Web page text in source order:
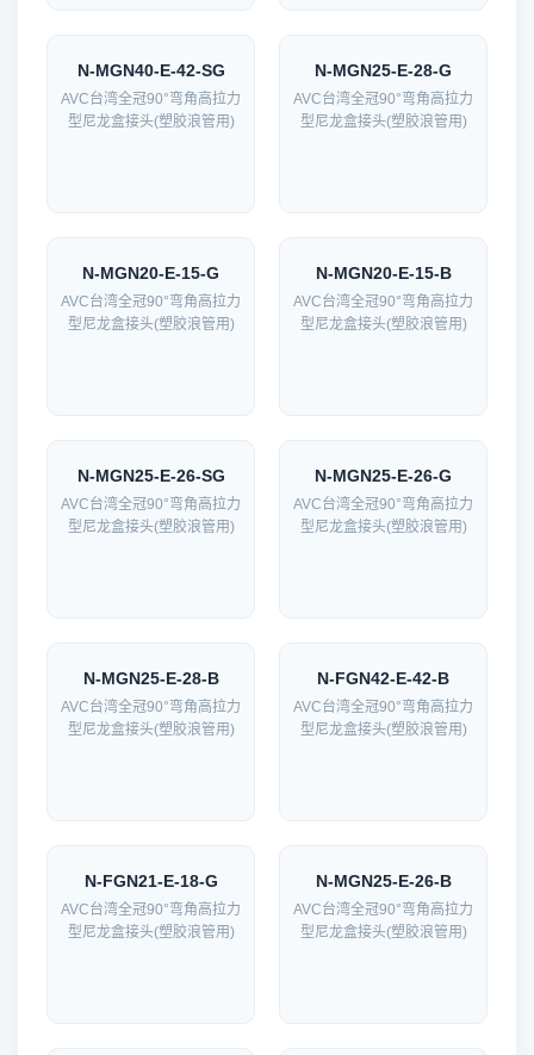
N-MGN40-E-42-SG
AVC台湾全冠90°弯角高拉力
型尼龙盒接头(塑胶浪管用)
N-MGN25-E-28-G
AVC台湾全冠90°弯角高拉力
型尼龙盒接头(塑胶浪管用)
N-MGN20-E-15-G
AVC台湾全冠90°弯角高拉力
型尼龙盒接头(塑胶浪管用)
N-MGN20-E-15-B
AVC台湾全冠90°弯角高拉力
型尼龙盒接头(塑胶浪管用)
N-MGN25-E-26-SG
AVC台湾全冠90°弯角高拉力
型尼龙盒接头(塑胶浪管用)
N-MGN25-E-26-G
AVC台湾全冠90°弯角高拉力
型尼龙盒接头(塑胶浪管用)
N-MGN25-E-28-B
AVC台湾全冠90°弯角高拉力
型尼龙盒接头(塑胶浪管用)
N-FGN42-E-42-B
AVC台湾全冠90°弯角高拉力
型尼龙盒接头(塑胶浪管用)
N-FGN21-E-18-G
AVC台湾全冠90°弯角高拉力
型尼龙盒接头(塑胶浪管用)
N-MGN25-E-26-B
AVC台湾全冠90°弯角高拉力
型尼龙盒接头(塑胶浪管用)